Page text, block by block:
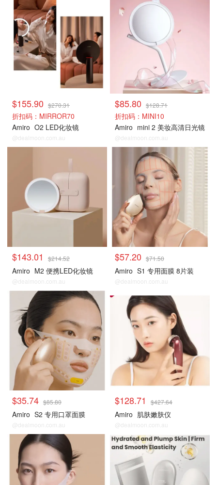
热卖套装
$155.90 $270.31
折扣码：MIRROR70
Amiro O2 LED化妆镜
@dealmoon.com.au
$85.80 $128.71
折扣码：MINI10
Amiro mini 2 美妆高清日光镜
@dealmoon.com.au
$143.01 $214.52
Amiro M2 便携LED化妆镜
@dealmoon.com.au
$57.20 $71.50
Amiro S1 专用面膜 8片装
@dealmoon.com.au
热卖套装
$35.74 $85.80
Amiro S2 专用口罩面膜
@dealmoon.com.au
热卖套装
$128.71 $427.64
Amiro 肌肤嫩肤仪
@dealmoon.com.au
热卖套装 热卖套装